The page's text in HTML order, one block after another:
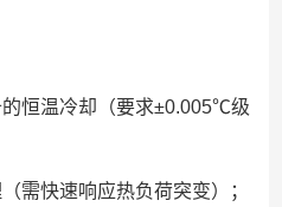
恒温冷却（要求±0.005℃级
需快速响应热负荷突变）；